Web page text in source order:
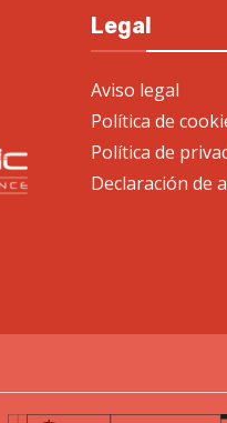
Legal
Aviso legal
Política de
Política de
Declaración de